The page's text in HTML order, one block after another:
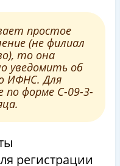
простое
(не филиал
то она
уведомить об
ИФНС. Для
по форме С-09-3-
регистрации